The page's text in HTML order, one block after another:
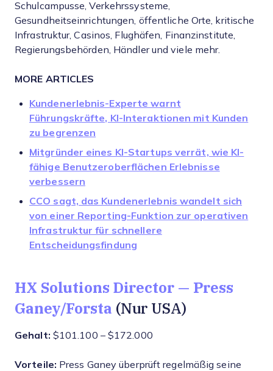
Schulcampusse, Verkehrssysteme,
Gesundheitseinrichtungen, öffentliche Orte, kritische
Infrastruktur, Casinos, Flughäfen, Finanzinstitute,
Regierungsbehörden, Händler und viele mehr.
MORE ARTICLES
Kundenerlebnis-Experte warnt
Führungskräfte, KI-Interaktionen mit Kunden
zu begrenzen
Mitgründer eines KI-Startups verrät, wie KI-
fähige Benutzeroberflächen Erlebnisse
verbessern
CCO sagt, das Kundenerlebnis wandelt sich
von einer Reporting-Funktion zur operativen
Infrastruktur für schnellere
Entscheidungsfindung
HX Solutions Director — Press
Ganey/Forsta (Nur USA)
Gehalt: $101.100 – $172.000
Vorteile: Press Ganey überprüft regelmäßig seine